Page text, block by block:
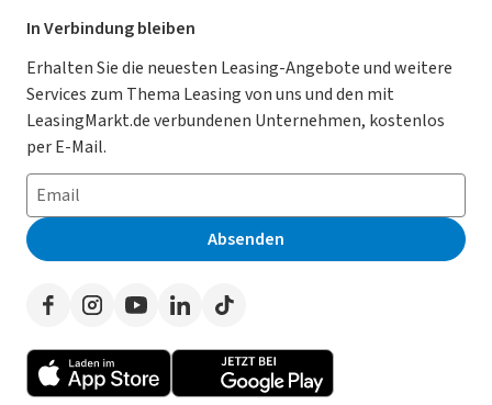
Für Händler
Kooperation mit AutoScout24
AGB
Datenschutz
Impressum
Erklärung zur Barrierefreiheit
Presse
Ratgeber
Magazin
Datenschutz-Einstellungen
So funktioniert’s
Häufig gestellte Fragen
Leasing-Lexikon
Auto-Tests
Werben auf LeasingMarkt.de
Leasing Deals
Gebrauchtwagen Leasing
Leasing ohne Anzahlung
E-Auto Leasing
Privatleasing
Leasing-Vergleiche
Herstellerverzeichnis
Händlerverzeichnis
In Verbindung bleiben
Erhalten Sie die neuesten Leasing-Angebote und weitere
Services zum Thema Leasing von uns und den mit
LeasingMarkt.de verbundenen Unternehmen, kostenlos
per E-Mail.
Absenden